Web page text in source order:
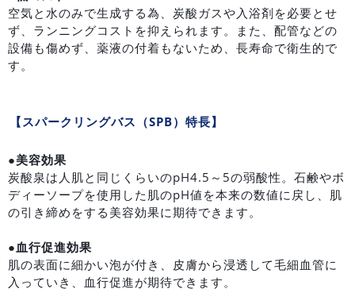
空気と水のみで生成する為、炭酸ガスや入浴剤を必要とせ
ず、ランニングコストを抑えられます。また、配管などの
設備も傷めず、薬液の付着もないため、長寿命で衛生的で
す。
【スパークリングバス（SPB）特長】
●美容効果
炭酸泉は人肌と同じくらいのpH4.5～5の弱酸性。石鹸やボ
ディーソープを使用した肌のpH値を本来の数値に戻し、肌
の引き締めをする美容効果に期待できます。
●血行促進効果
肌の表面に細かい泡が付き、皮膚から浸透して毛細血管に
入っていき、血行促進が期待できます。